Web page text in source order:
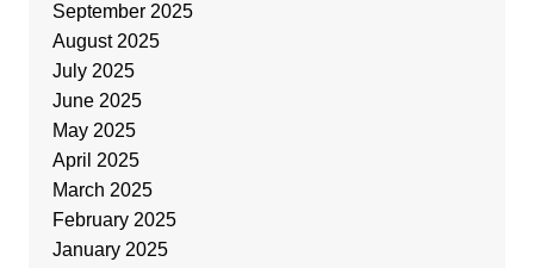
September 2025
August 2025
July 2025
June 2025
May 2025
April 2025
March 2025
February 2025
January 2025